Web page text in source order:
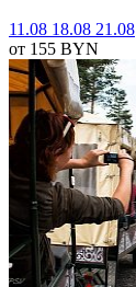
11.08 18.08 21.08
от 155 BYN